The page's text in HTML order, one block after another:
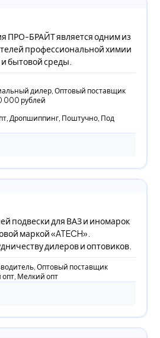
ПРО-БРАЙТ является одним из
профессиональной химии
бытовой среды.
дилер, Оптовый поставщик
000 рублей
Дропшиппинг, Поштучно, Под
подвески для ВАЗ и иномарок
маркой «ATECH».
дилеров и оптовиков.
Оптовый поставщик
Мелкий опт